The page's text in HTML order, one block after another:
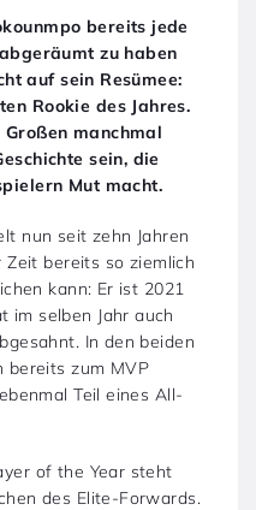
bereits jede
zu haben
auf sein Resümee:
Rookie des Jahres.
manchmal
sein, die
Mut macht.
nun seit zehn Jahren
bereits so ziemlich
kann: Er ist 2021
im selben Jahr auch
In den beiden
bereits zum MVP
Teil eines All-
of the Year steht
des Elite-Forwards.